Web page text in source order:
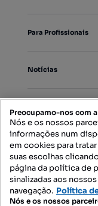
Para Profissionais
Notícias
Mapa do Site
Contacte-nos
Preocupamo-nos com
Nós e os nossos
informações num
em cookies para
suas escolhas
página da política de
sinalizadas aos
navegação. Política
Nós e os nossos